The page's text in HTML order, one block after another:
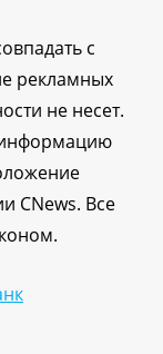
с
рекламных
не несет.
CNews. Все